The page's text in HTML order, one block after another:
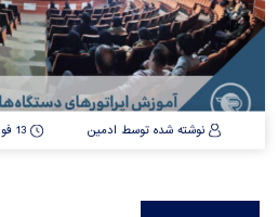
نوشته شده توسط ادمین 13 فوریه 2023